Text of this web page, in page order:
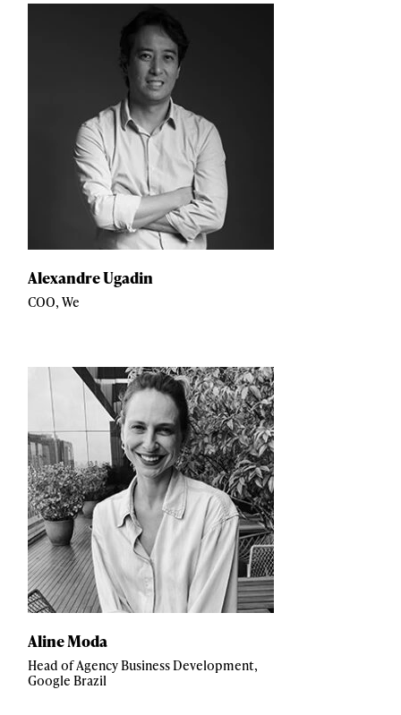
Alexandre Ugadin
COO, We
Aline Moda
Head of Agency Business Development,
Google Brazil